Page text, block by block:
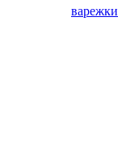
варежки